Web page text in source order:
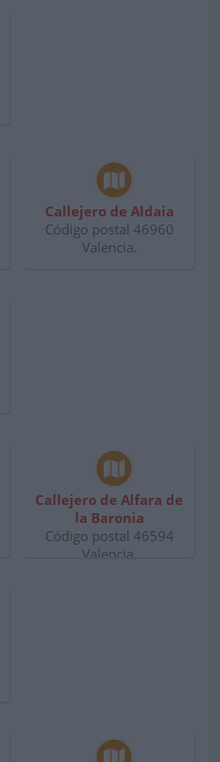
Callejero de Aldaia
Código postal 46960
Valencia.
Callejero de Alfara de
la Baronia
Código postal 46594
Valencia.